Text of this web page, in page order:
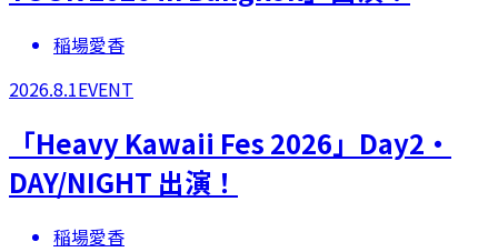
稲場愛香
2026.8.1EVENT
「Heavy Kawaii Fes 2026」Day2・
DAY/NIGHT 出演！
稲場愛香